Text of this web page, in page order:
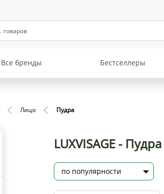
Все бренды Бестселлеры
Лицо Пудра
LUXVISAGE - Пудра